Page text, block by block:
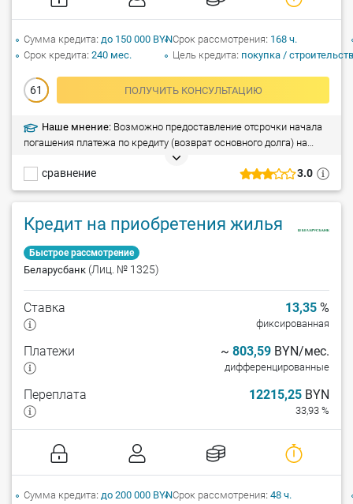
3.0
сравнение
61 ПОЛУЧИТЬ КОНСУЛЬТАЦИЮ
Сумма кредита до 150 000 BYN
Срок кредита 240 мес.
Срок рассмотрения 168 ч.
Цель кредита покупка /
Наше мнение: Возможно предоставление отсрочки начала
погашения платежа по кредиту (возврат основного долга) на
Кредит на приобретения жилья
Быстрое рассмотрение
Беларусбанк (Лиц. № 1325)
Ставка 13,35 %
фиксированная
Платежи ~ 803,59 BYN/мес.
дифференцированные
Переплата 12215,25 BYN
33,93 %
Сумма кредита до 200 000 BYNСрок рассмотрения 48 ч.